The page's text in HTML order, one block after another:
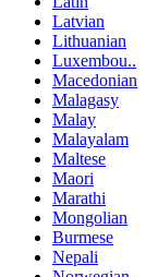
Latvian
Lithuanian
Luxembou..
Macedonian
Malagasy
Malay
Malayalam
Maltese
Maori
Marathi
Mongolian
Burmese
Nepali